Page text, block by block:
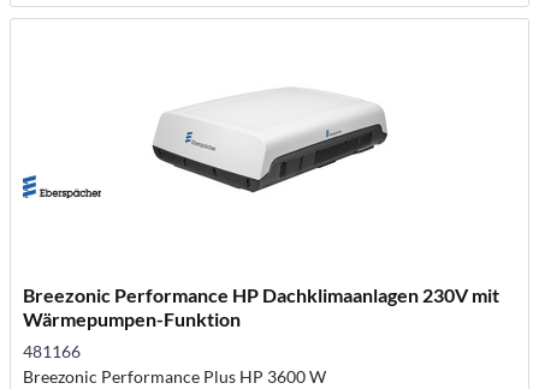
Breezonic Performance HP Dachklimaanlagen 230V mit
Wärmepumpen-Funktion
481166
Breezonic Performance Plus HP 3600 W